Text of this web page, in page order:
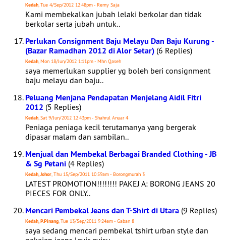
Kedah, Tue 4/Sep/2012 12:48pm - Remy Saja
Kami membekalkan jubah lelaki berkolar dan tidak
berkolar serta jubah untuk..
Perlukan Consignment Baju Melayu Dan Baju Kurung -
(Bazar Ramadhan 2012 di Alor Setar) (6 Replies)
Kedah, Mon 18/Jun/2012 1:11pm - Mhn Qaseh
saya memerlukan supplier yg boleh beri consignment
baju melayu dan baju..
Peluang Menjana Pendapatan Menjelang Aidil Fitri
2012 (5 Replies)
Kedah, Sat 9/Jun/2012 12:43pm - Shahrul Anuar 4
Peniaga peniaga kecil terutamanya yang bergerak
dipasar malam dan sambilan..
Menjual dan Membekal Berbagai Branded Clothing - JB
& Sg Petani (4 Replies)
Kedah, Johor, Thu 15/Sep/2011 10:59am - Borongmurah 3
LATEST PROMOTION!!!!!!!! PAKEJ A: BORONG JEANS 20
PIECES FOR ONLY..
Mencari Pembekal Jeans dan T-Shirt di Utara (9 Replies)
Kedah, P.Pinang, Tue 13/Sep/2011 9:24am - Gaban 8
saya sedang mencari pembekal tshirt urban style dan